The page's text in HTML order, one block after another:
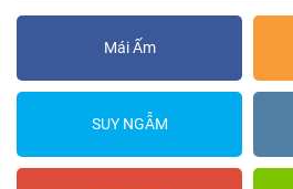
Mái Ấm
SUY NGẪM